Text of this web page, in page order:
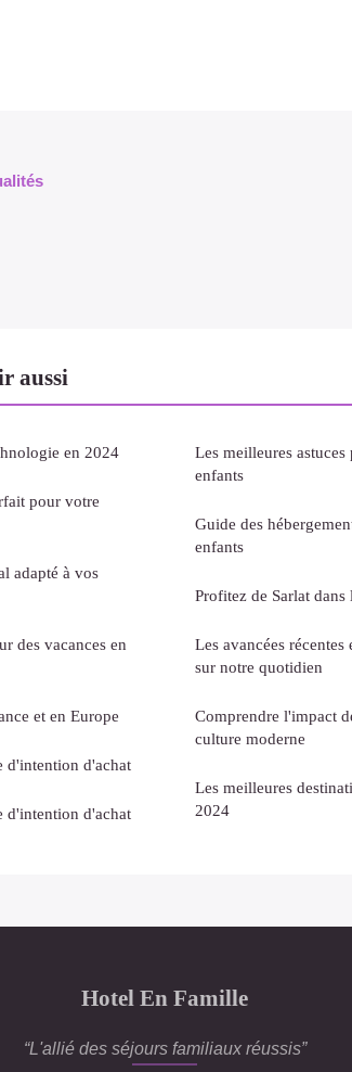
aussi
en 2024
pour votre
adapté à vos
des vacances en
et en Europe
d'intention d'achat
d'intention d'achat
Les meilleures
enfants
Guide des
enfants
Profitez de Sarlat
Les avancées
sur notre quotidien
Comprendre l'impact
culture moderne
Les meilleures
2024
Hotel En Famille
“L'allié des séjours familiaux réussis”